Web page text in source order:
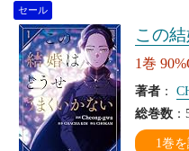
セール
この
1巻
著者 ：
総巻数
1巻